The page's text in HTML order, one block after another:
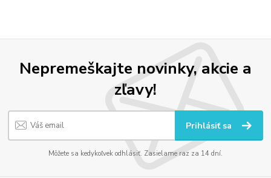
Nepremeškajte novinky, akcie a
zľavy!
Prihlásiť sa
Môžete sa kedykoľvek odhlásiť. Zasielame raz za 14 dní.